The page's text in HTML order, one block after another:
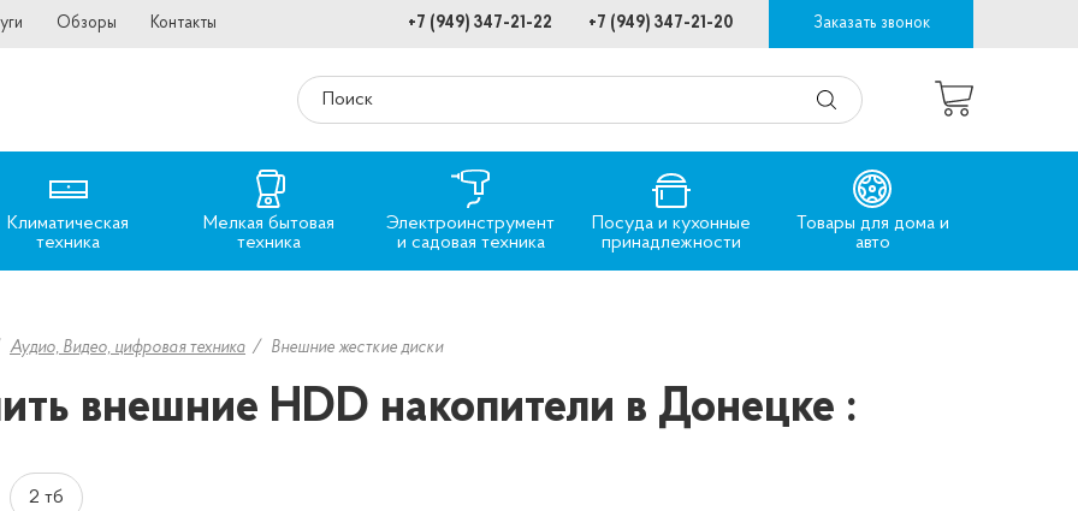
Обзоры Контакты Заказать звонок
+7 (949) 347-21-20
+7 (949) 347-21-22
Климатическая
техника
Мелкая бытовая
техника
Электроинструмент
и садовая техника
Посуда и кухонные
принадлежности
Товары для дома и
авто
Аудио, Видео, цифровая техника Внешние жесткие диски
внешние HDD накопители в Донецке :
2 тб